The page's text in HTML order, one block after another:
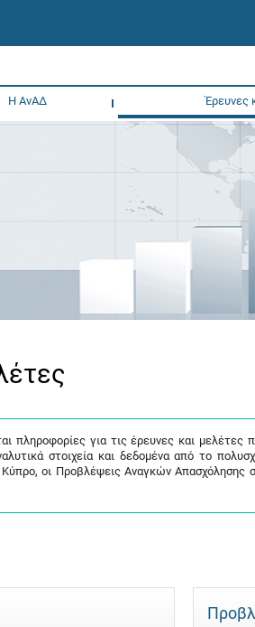
Η ΑνΑΔ Έρευνες
πληροφορίες για τις έρευνες και
στοιχεία και δεδομένα από το
οι Προβλέψεις Αναγκών Απασχόλησης